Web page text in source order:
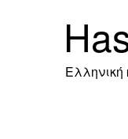
Ελληνική